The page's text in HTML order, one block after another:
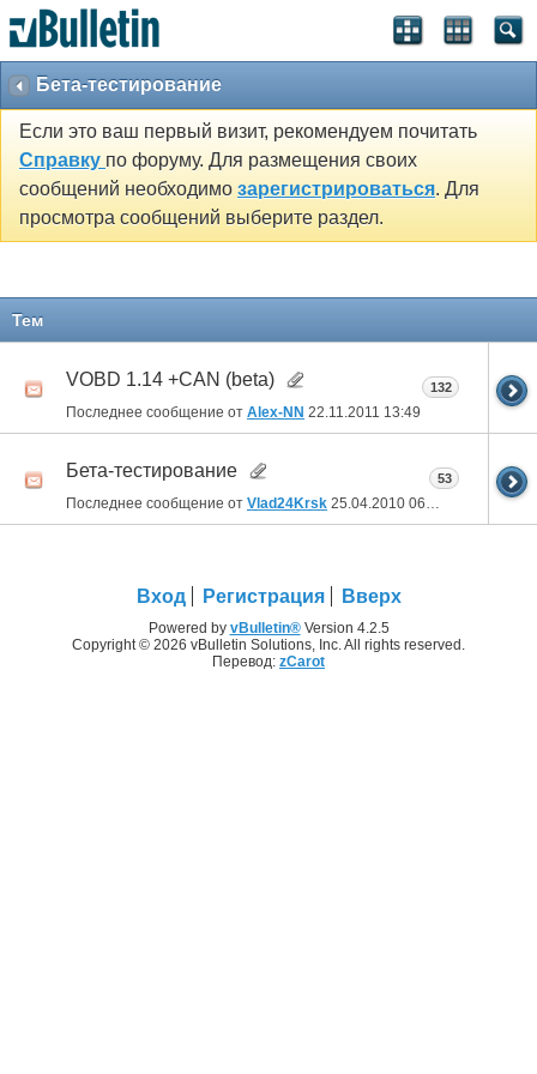
Бета-тестирование
Если это ваш первый визит, рекомендуем почитать
Справку по форуму. Для размещения своих
сообщений необходимо зарегистрироваться. Для
просмотра сообщений выберите раздел.
Тем
VOBD 1.14 +CAN (beta)
Последнее сообщение от Alex-NN 22.11.2011 13:49
132
Бета-тестирование
Последнее сообщение от Vlad24Krsk 25.04.2010 06:52
53
Вход Регистрация Вверх
Powered by vBulletin®Version 4.2.5
Copyright © 2026 vBulletin Solutions, Inc. All rights reserved.
Перевод: zCarot